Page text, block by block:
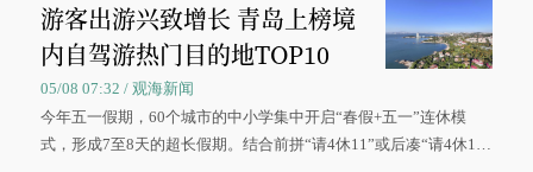
游客出游兴致增长 青岛上榜境
内自驾游热门目的地TOP10
05/08 07:32 / 观海新闻
今年五一假期，60个城市的中小学集中开启“春假+五一”连休模
式，形成7至8天的超长假期。结合前拼“请4休11”或后凑“请4休1